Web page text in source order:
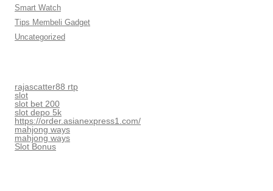
Smart Watch
Tips Membeli Gadget
Uncategorized
rajascatter88 rtp
slot
slot bet 200
slot depo 5k
https://order.asianexpress1.com/
mahjong ways
mahjong ways
Slot Bonus